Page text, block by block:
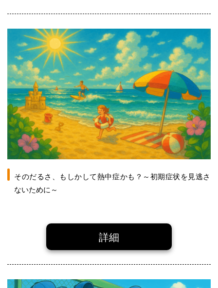
そのだるさ、もしかして熱中症かも？～初期症状を見逃さ
ないために～
詳細